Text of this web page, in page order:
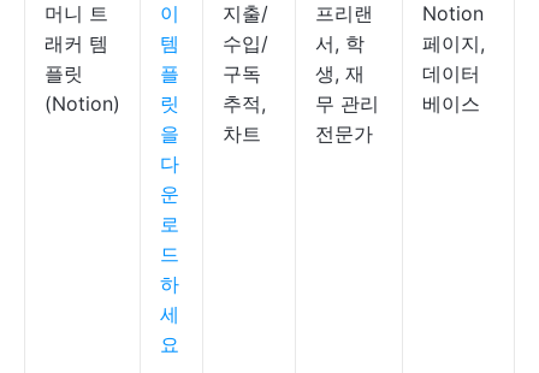
머니 트
래커 템
플릿
(Notion)
이
템
플
릿
을
다
운
로
드
하
세
요
지출/
수입/
구독
추적,
차트
프리랜
서, 학
생, 재
무 관리
전문가
Notion
페이지,
데이터
베이스